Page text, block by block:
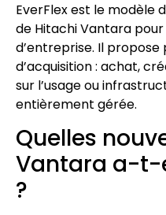
EverFlex est le modèle
de Hitachi Vantara
d’entreprise. Il propose
d’acquisition : achat,
sur l’usage ou
entièrement gérée.
Quelles
Vantara a-t-
?